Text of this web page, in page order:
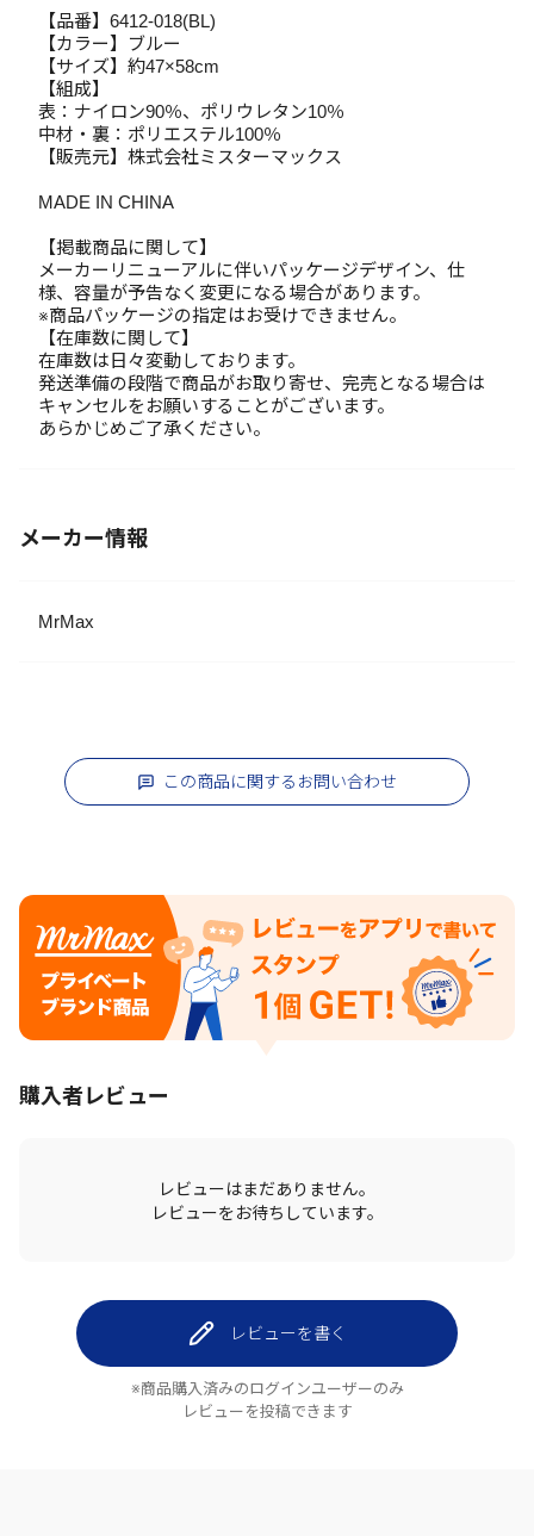
【品番】6412-018(BL)
【カラー】ブルー
【サイズ】約47×58cm
【組成】
表：ナイロン90％、ポリウレタン10％
中材・裏：ポリエステル100％
【販売元】株式会社ミスターマックス
MADE IN CHINA
【掲載商品に関して】
メーカーリニューアルに伴いパッケージデザイン、仕
様、容量が予告なく変更になる場合があります。
※商品パッケージの指定はお受けできません。
【在庫数に関して】
在庫数は日々変動しております。
発送準備の段階で商品がお取り寄せ、完売となる場合は
キャンセルをお願いすることがございます。
あらかじめご了承ください。
メーカー情報
MrMax
この商品に関するお問い合わせ
購入者レビュー
レビューはまだありません。
レビューをお待ちしています。
レビューを書く
※商品購入済みのログインユーザーのみ
レビューを投稿できます